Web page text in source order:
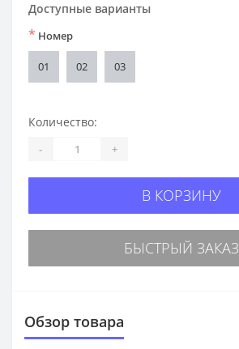
Доступные варианты
* Номер
01 02 03
Количество:
- +
В КОРЗИНУ
БЫСТРЫЙ ЗАКАЗ
Обзор товара